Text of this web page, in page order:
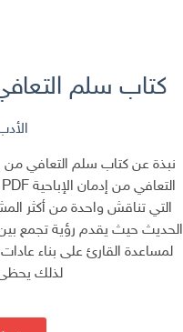
كتاب سلم
التي تناقش واحدة من أكثر
الحديث حيث يقدم رؤية تجمع بين
لمساعدة القارئ على بناء
لذلك